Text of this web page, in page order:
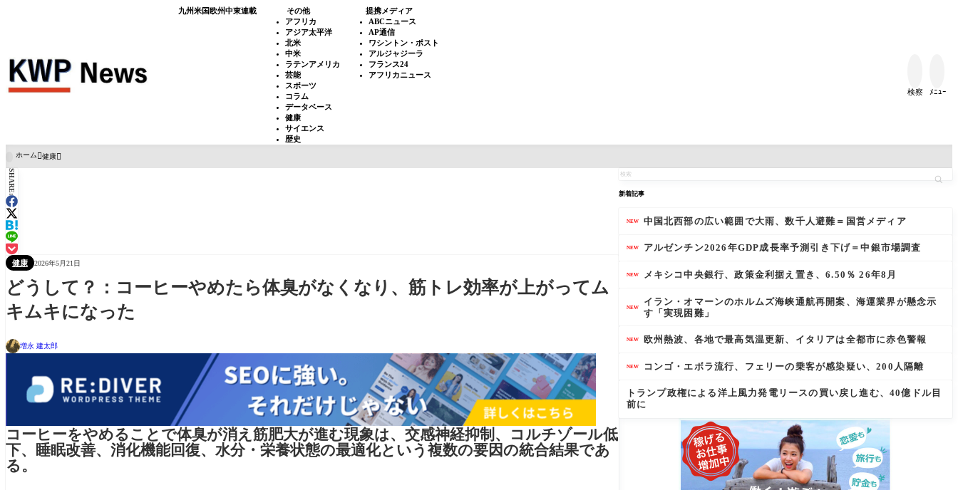
九州米国欧州中東連載
その他
アフリカ
アジア太平洋
北米
中米
ラテンアメリカ
芸能
スポーツ
コラム
データベース
健康
サイエンス
歴史
提携メディア
ABCニュース
AP通信
ワシントン・ポスト
アルジャジーラ
フランス24
アフリカニュース
検察 ﾒﾆｭｰ
ホーム 健康
SHARE:
健康 2026年5月21日
どうして？：コーヒーやめたら体臭がなくなり、筋トレ効率が上がってム
キムキになった
増永 建太郎
コーヒーをやめることで体臭が消え筋肥大が進む現象は、交感神経抑制、コルチゾール低
下、睡眠改善、消化機能回復、水分・栄養状態の最適化という複数の要因の統合結果であ
る。
新着記事
NEW 中国北西部の広い範囲で大雨、数千人避難＝国営メディア
NEW アルゼンチン2026年GDP成長率予測引き下げ＝中銀市場調査
NEW メキシコ中央銀行、政策金利据え置き、6.50％ 26年8月
NEW
イラン・オマーンのホルムズ海峡通航再開案、海運業界が懸念示
す「実現困難」
NEW 欧州熱波、各地で最高気温更新、イタリアは全都市に赤色警報
NEW コンゴ・エボラ流行、フェリーの乗客が感染疑い、200人隔離
トランプ政権による洋上風力発電リースの買い戻し進む、40億ドル目
前に